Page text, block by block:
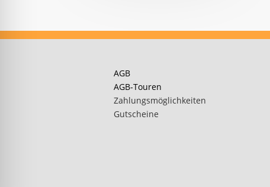
AGB
AGB-Touren
Zahlungsmöglichkeiten
Gutscheine